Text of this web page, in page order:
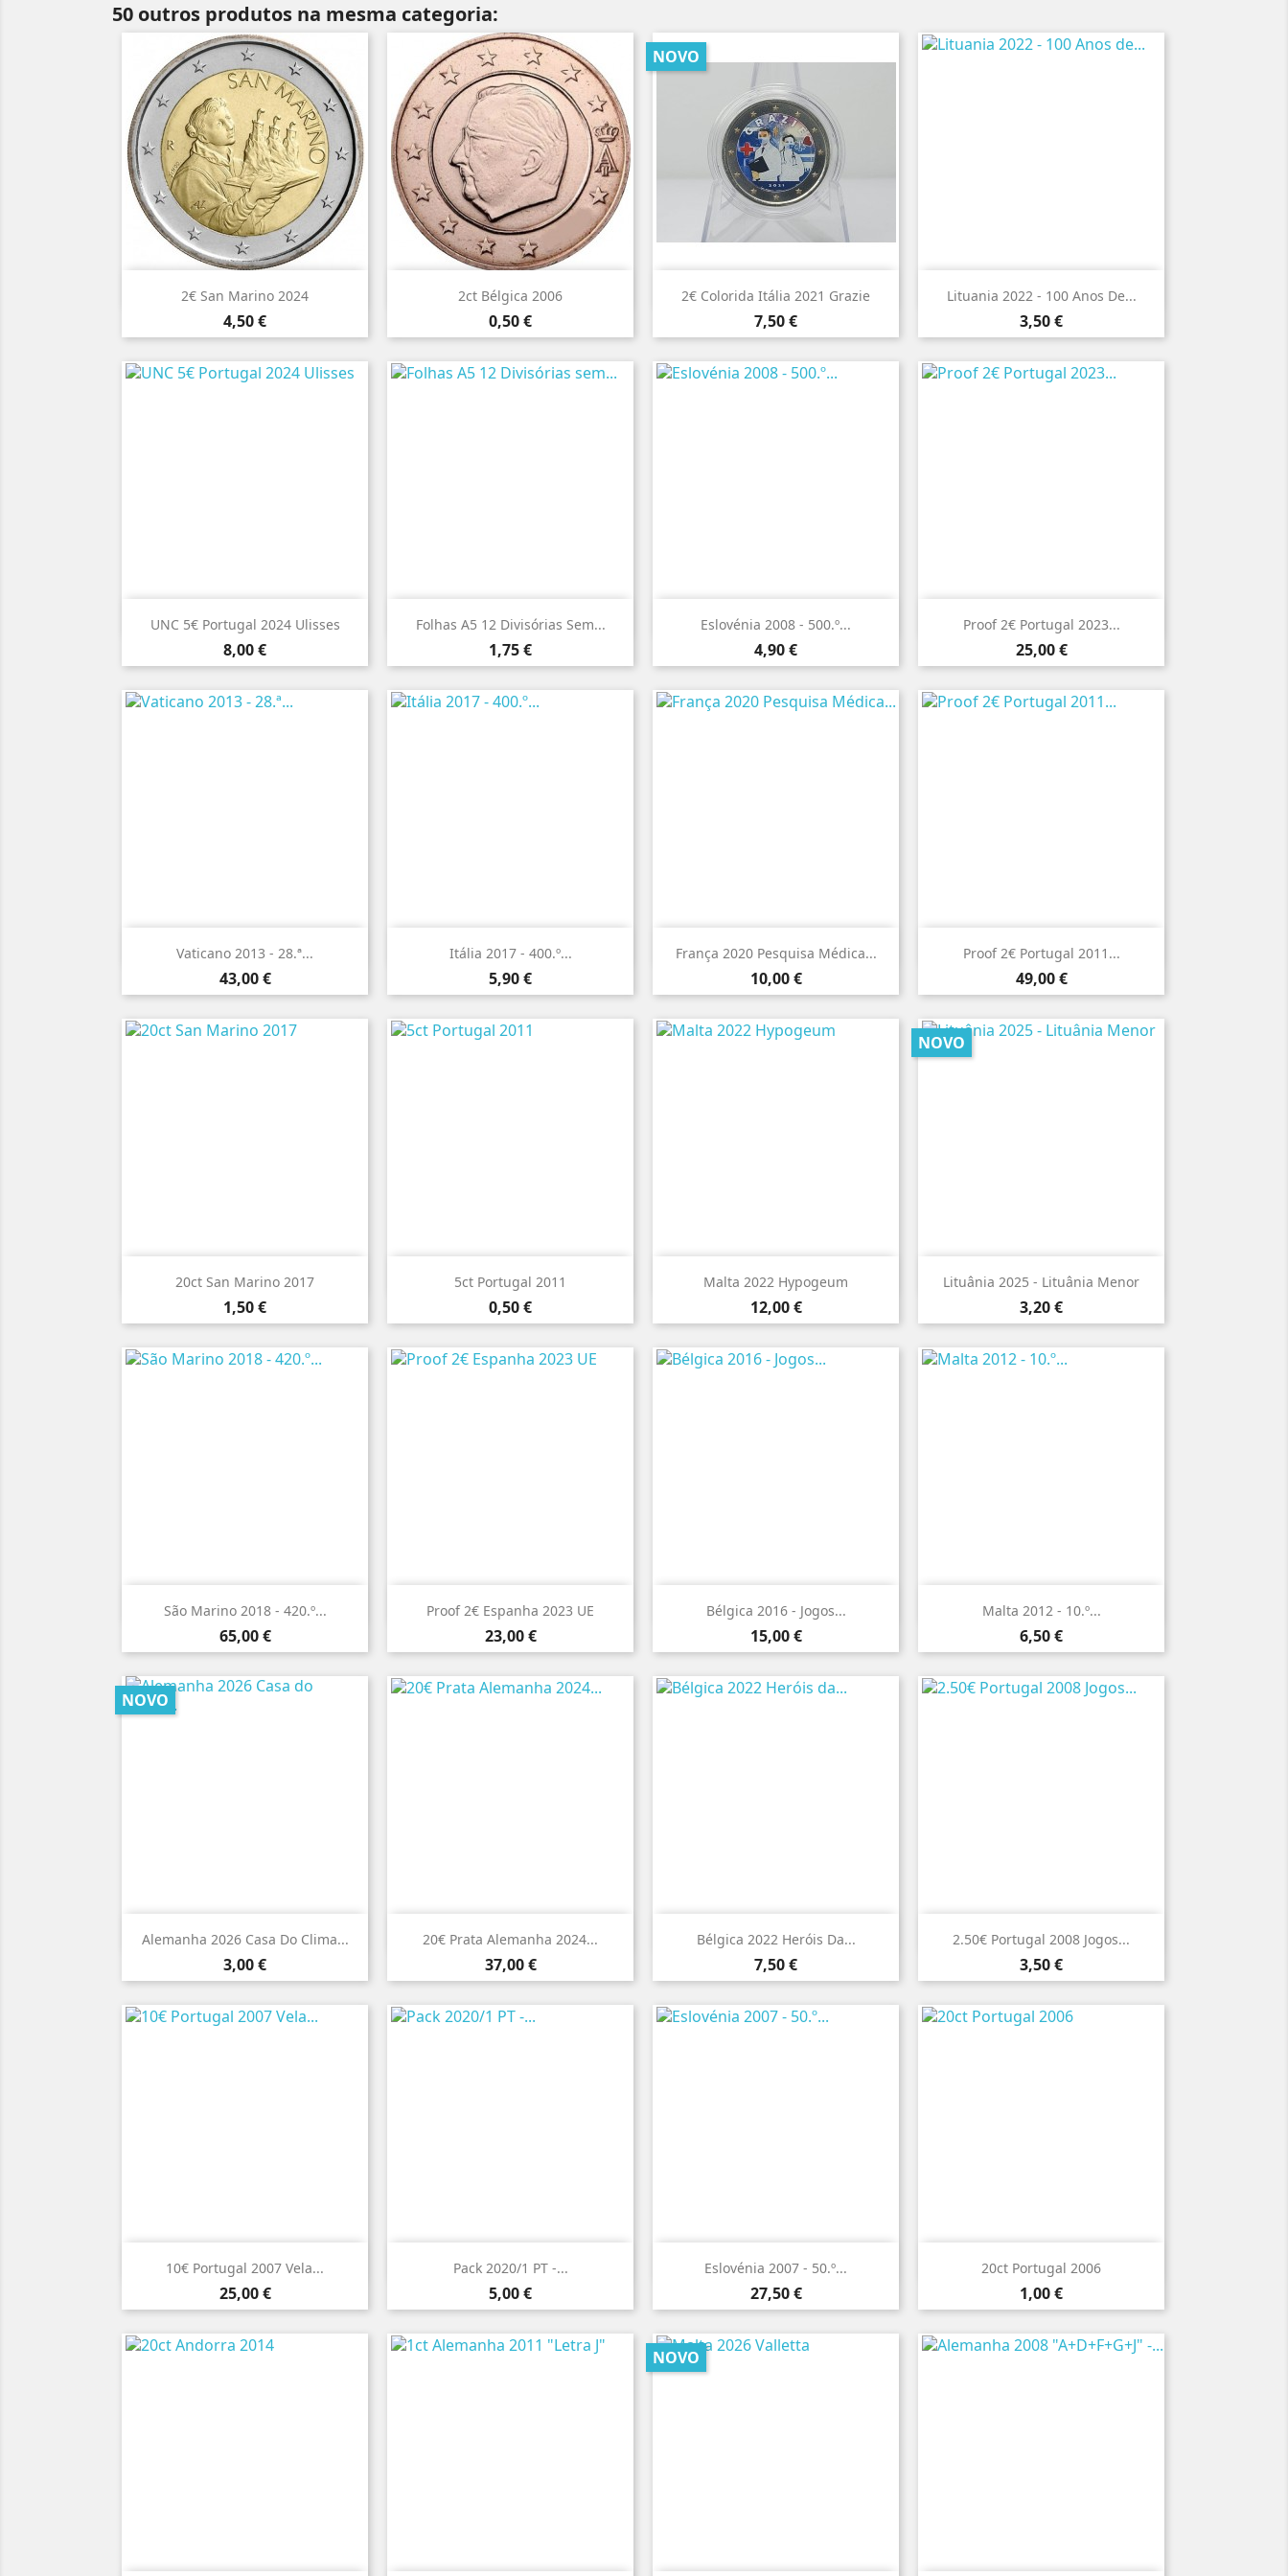
50 outros produtos na mesma categoria:
2€ San Marino 2024
Preço
4,50 €
 Vista rápida 2ct Bélgica 2006
Preço
0,50 €
 Vista rápida 2€ Colorida Itália 2021 Grazie
Preço
7,50 €
NOVO
 Vista rápida Lituania 2022 - 100 Anos De...
Preço
3,50 €
 Vista rápida
UNC 5€ Portugal 2024 Ulisses
Preço
8,00 €
 Vista rápida Folhas A5 12 Divisórias Sem...
Preço
1,75 €
 Vista rápida Eslovénia 2008 - 500.º...
Preço
4,90 €
 Vista rápida Proof 2€ Portugal 2023...
Preço
25,00 €
 Vista rápida
Vaticano 2013 - 28.ª...
Preço
43,00 €
 Vista rápida Itália 2017 - 400.º...
Preço
5,90 €
 Vista rápida França 2020 Pesquisa Médica...
Preço
10,00 €
 Vista rápida Proof 2€ Portugal 2011...
Preço
49,00 €
 Vista rápida
20ct San Marino 2017
Preço
1,50 €
 Vista rápida 5ct Portugal 2011
Preço
0,50 €
 Vista rápida Malta 2022 Hypogeum
Preço
12,00 €
 Vista rápida Lituânia 2025 - Lituânia Menor
Preço
3,20 €
NOVO
 Vista rápida
São Marino 2018 - 420.º...
Preço
65,00 €
 Vista rápida Proof 2€ Espanha 2023 UE
Preço
23,00 €
 Vista rápida Bélgica 2016 - Jogos...
Preço
15,00 €
 Vista rápida Malta 2012 - 10.º...
Preço
6,50 €
 Vista rápida
Alemanha 2026 Casa Do Clima...
Preço
3,00 €
NOVO
 Vista rápida 20€ Prata Alemanha 2024...
Preço
37,00 €
 Vista rápida Bélgica 2022 Heróis Da...
Preço
7,50 €
 Vista rápida 2.50€ Portugal 2008 Jogos...
Preço
3,50 €
 Vista rápida
10€ Portugal 2007 Vela...
Preço
25,00 €
 Vista rápida Pack 2020/1 PT -...
Preço
5,00 €
 Vista rápida Eslovénia 2007 - 50.º...
Preço
27,50 €
 Vista rápida 20ct Portugal 2006
Preço
1,00 €
 Vista rápida
NOVO